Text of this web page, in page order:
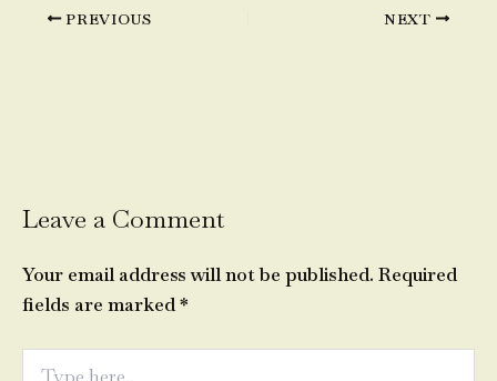
PREVIOUS NEXT
Leave a Comment
Your email address will not be published. Required
fields are marked*